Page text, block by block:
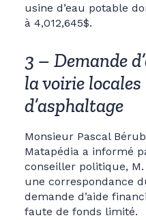
usine d’eau potable
à 4,012,645$.
3 – Demande
la voirie
d’asphaltage
Monsieur Pascal
Matapédia a informé
conseiller politique,
une correspondance
demande d’aide
faute de fonds limité.